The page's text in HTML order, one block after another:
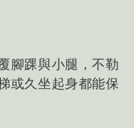
腳踝與小腿，不勒
或久坐起身都能保